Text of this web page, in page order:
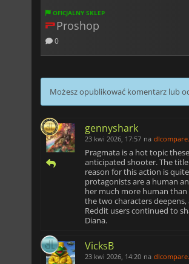
OFICJALNY SKLEP
Proshop
0
Możesz opublikować komentarz lub
gennyshark
23 kwi 2026, 17:57 na
Pragmata is a hot topic
anticipated shooter. The
reason for this action is
protagonists are a human
her much more human
the two characters
Reddit users continued to
Diana.
VicksB
23 kwi 2026, 14:20 na